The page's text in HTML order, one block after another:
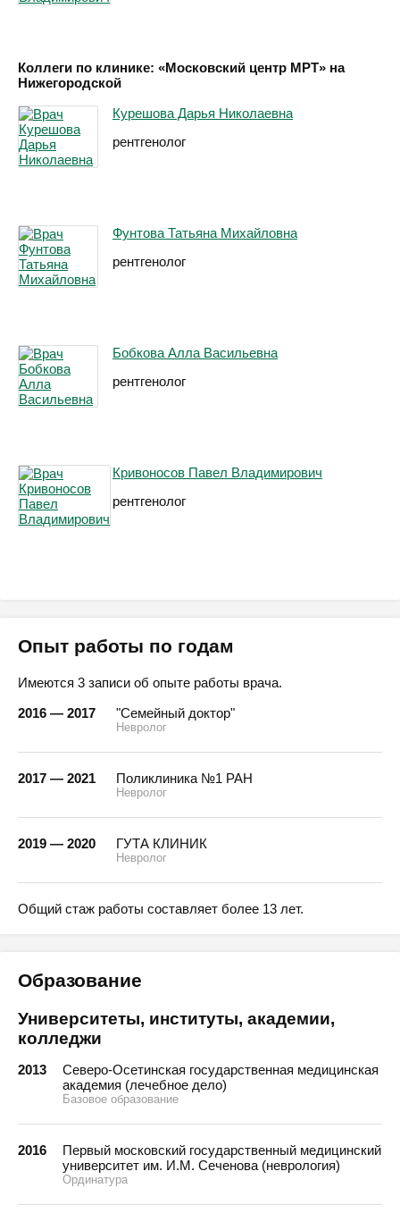
Коллеги по клинике: «Московский центр МРТ» на
Нижегородской
Курешова Дарья Николаевна
рентгенолог
Фунтова Татьяна Михайловна
рентгенолог
Бобкова Алла Васильевна
рентгенолог
Кривоносов Павел Владимирович
рентгенолог
Опыт работы по годам
Имеются 3 записи об опыте работы врача.
2016 — 2017
"Семейный доктор"
Невролог
2017 — 2021 Поликлиника №1 РАН
Невролог
2019 — 2020 ГУТА КЛИНИК
Невролог
Общий стаж работы составляет более 13 лет.
Образование
Университеты, институты, академии,
колледжи
2013
Северо-Осетинская государственная медицинская
академия (лечебное дело)
Базовое образование
2016
Первый московский государственный медицинский
университет им. И.М. Сеченова (неврология)
Ординатура